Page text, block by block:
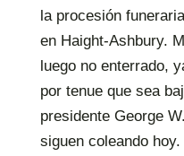
la procesión
en Haight-Ashbury.
luego no enterrado,
por tenue que sea
presidente George
siguen coleando hoy.